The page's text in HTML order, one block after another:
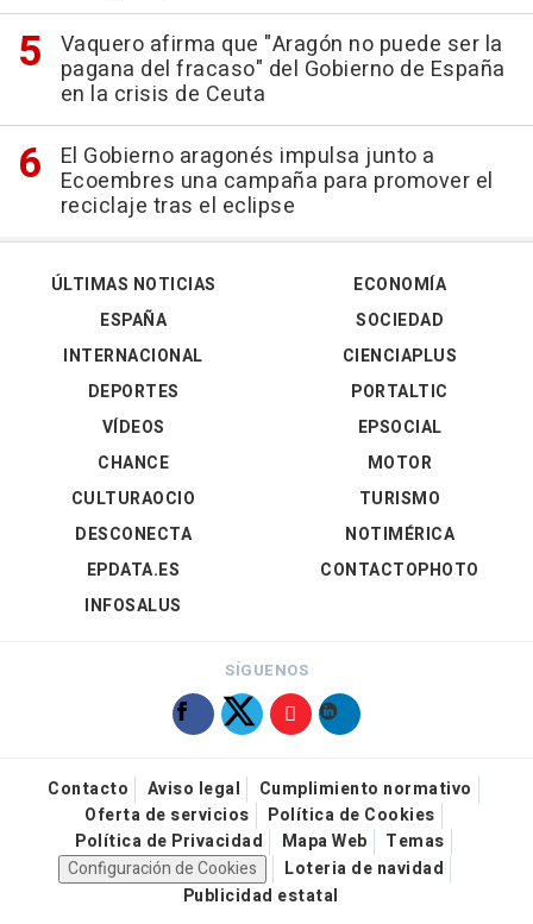
Vaquero afirma que "Aragón no puede ser la
pagana del fracaso" del Gobierno de España
en la crisis de Ceuta
El Gobierno aragonés impulsa junto a
Ecoembres una campaña para promover el
reciclaje tras el eclipse
ÚLTIMAS NOTICIAS
ESPAÑA
INTERNACIONAL
DEPORTES
VÍDEOS
ECONOMÍA
SOCIEDAD
CIENCIAPLUS
PORTALTIC
EPSOCIAL
CHANCE
CULTURAOCIO
DESCONECTA
EPDATA.ES
INFOSALUS
MOTOR
TURISMO
NOTIMÉRICA
CONTACTOPHOTO
SÍGUENOS
Contacto Aviso legal
Cumplimiento normativo
Oferta de servicios
Política de Cookies
Política de Privacidad
Mapa Web
Temas
Configuración de Cookies
Loteria de navidad
Publicidad estatal